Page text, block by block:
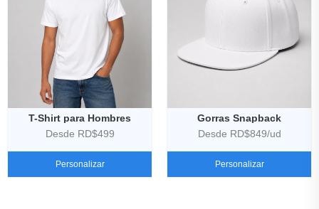
T-Shirt para Hombres
Desde RD$499
Personalizar
Gorras Snapback
Desde RD$849/ud
Personalizar